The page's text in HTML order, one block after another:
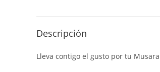
Descripción
Lleva contigo el gusto por tu